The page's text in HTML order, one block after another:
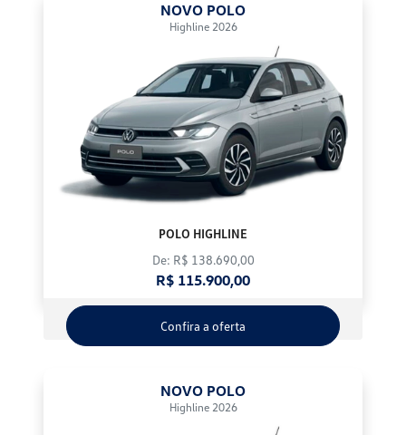
NOVO POLO
Highline 2026
POLO HIGHLINE
De: R$ 138.690,00
R$ 115.900,00
Confira a oferta
NOVO POLO
Highline 2026